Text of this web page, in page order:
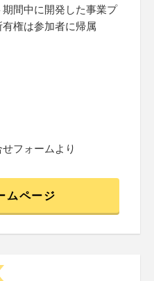
間中に開発した事業プ
権は参加者に帰属
フォームより
ムページ